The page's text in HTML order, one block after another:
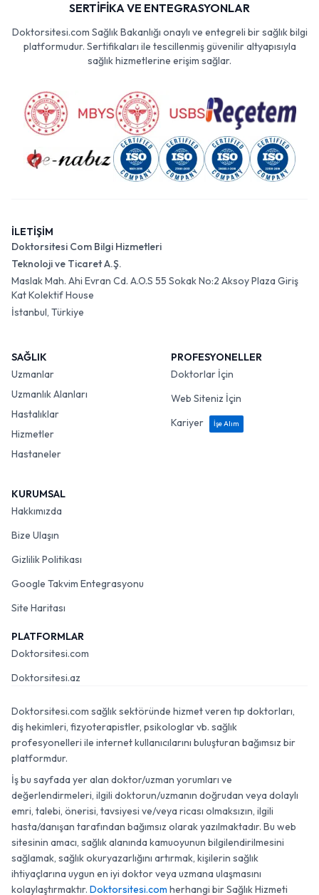
SERTİFİKA VE ENTEGRASYONLAR
Doktorsitesi.com Sağlık Bakanlığı onaylı ve entegreli bir sağlık bilgi
platformudur. Sertifikaları ile tescillenmiş güvenilir altyapısıyla
sağlık hizmetlerine erişim sağlar.
İLETİŞİM
Doktorsitesi Com Bilgi Hizmetleri
Teknoloji ve Ticaret A.Ş.
Maslak Mah. Ahi Evran Cd. A.O.S 55 Sokak No:2 Aksoy Plaza Giriş
Kat Kolektif House
İstanbul, Türkiye
SAĞLIK
Uzmanlar
Uzmanlık Alanları
Hastalıklar
Hizmetler
Hastaneler
PROFESYONELLER
Doktorlar İçin
Web Siteniz İçin
Kariyer
İşe Alım
KURUMSAL
Hakkımızda
Bize Ulaşın
Gizlilik Politikası
Google Takvim Entegrasyonu
Site Haritası
PLATFORMLAR
Doktorsitesi.com
Doktorsitesi.az
Doktorsitesi.com sağlık sektöründe hizmet veren tıp doktorları,
diş hekimleri, fizyoterapistler, psikologlar vb. sağlık
profesyonelleri ile internet kullanıcılarını buluşturan bağımsız bir
platformdur.
İş bu sayfada yer alan doktor/uzman yorumları ve
değerlendirmeleri, ilgili doktorun/uzmanın doğrudan veya dolaylı
emri, talebi, önerisi, tavsiyesi ve/veya ricası olmaksızın, ilgili
hasta/danışan tarafından bağımsız olarak yazılmaktadır. Bu web
sitesinin amacı, sağlık alanında kamuoyunun bilgilendirilmesini
sağlamak, sağlık okuryazarlığını artırmak, kişilerin sağlık
ihtiyaçlarına uygun en iyi doktor veya uzmana ulaşmasını
kolaylaştırmaktır. Doktorsitesi.com herhangi bir Sağlık Hizmeti